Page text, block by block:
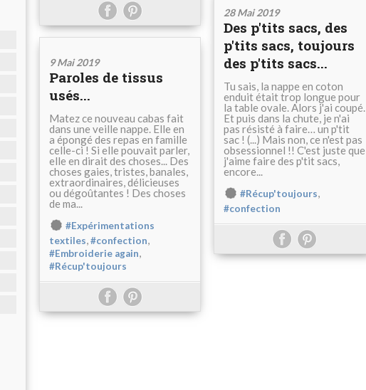
28 Mai 2019
Des p'tits sacs, des
p'tits sacs, toujours
des p'tits sacs...
Tu sais, la nappe en coton
enduit était trop longue pour
la table ovale. Alors j'ai coupé.
Et puis dans la chute, je n'ai
pas résisté à faire… un p'tit
sac ! (...) Mais non, ce n'est pas
obsessionnel !! C'est juste que
j'aime faire des p'tit sacs,
encore...
#Récup'toujours,
#confection
9 Mai 2019
Paroles de tissus
usés...
Matez ce nouveau cabas fait
dans une veille nappe. Elle en
a épongé des repas en famille
celle-ci ! Si elle pouvait parler,
elle en dirait des choses... Des
choses gaies, tristes, banales,
extraordinaires, délicieuses
ou dégoûtantes ! Des choses
de ma...
#Expérimentations
textiles,#confection,
#Embroiderie again,
#Récup'toujours